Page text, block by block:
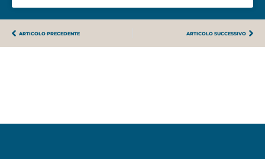
ARTICOLO PRECEDENTE ARTICOLO SUCCESSIVO